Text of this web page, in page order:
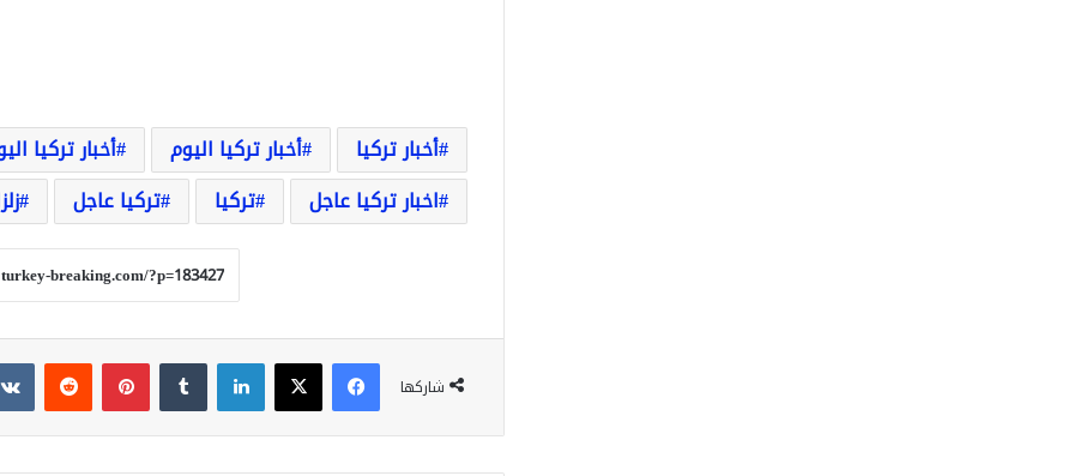
أخبار تركيا أخبار تركيا اليوم أخبار تركيا
اخبار تركيا عاجل
تركيا تركيا عاجل
شاركها
فيسبوك‫X لينكدإن بينتيريست